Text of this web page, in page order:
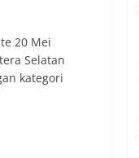
20 Mei
Selatan
kategori